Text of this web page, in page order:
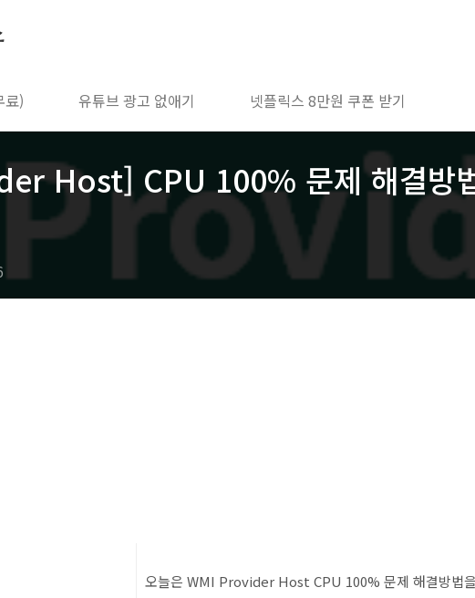
료) 유튜브 광고 없애기 넷플릭스 8만원 쿠폰 받기
Host] CPU 100% 문제 해결방
오늘은 WMI Provider Host CPU 100% 문제 해결방법